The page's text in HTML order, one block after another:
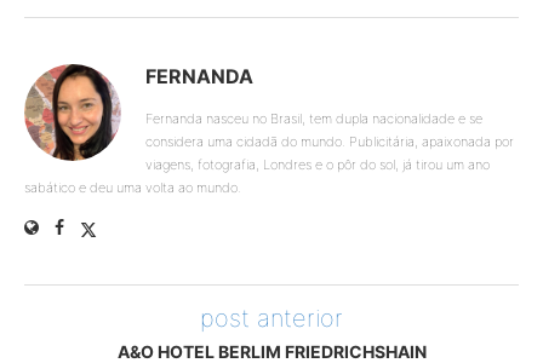
FERNANDA
Fernanda nasceu no Brasil, tem dupla nacionalidade e se
considera uma cidadã do mundo. Publicitária, apaixonada por
viagens, fotografia, Londres e o pôr do sol, já tirou um ano
sabático e deu uma volta ao mundo.
post anterior
A&O HOTEL BERLIM FRIEDRICHSHAIN